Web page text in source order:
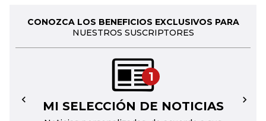
CONOZCA LOS BENEFICIOS EXCLUSIVOS PARA
NUESTROS SUSCRIPTORES
1
MI SELECCIÓN DE NOTICIAS
← →